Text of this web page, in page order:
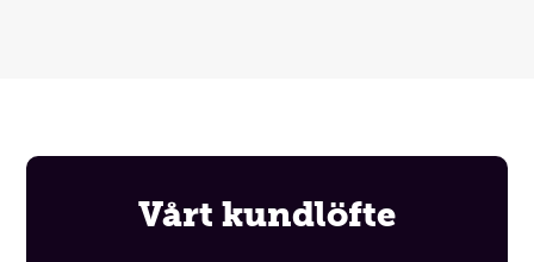
Vårt kundlöfte